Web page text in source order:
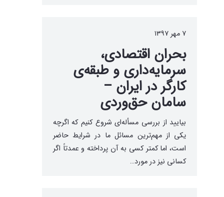
۷ مهر ۱۳۹۷
بحران اقتصادی،
سرمایه‌داری و طبقه‌ی
کارگر در ایران –
سامان حق‌وردی
بیایید از بررسی مسأله‌ای شروع کنیم که اگرچه
یکی از مهم‌ترین مسائل ما در شرایط حاضر
است، اما کمتر کسی به آن پرداخته و عمدتاً اگر
کسانی نیز در مورد…